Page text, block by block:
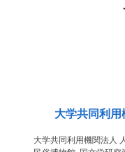
大学共同利
大学共同利用機関法人